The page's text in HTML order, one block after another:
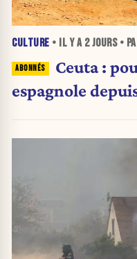
CULTURE • IL Y A 2 JOURS•
Ceuta :
espagnole